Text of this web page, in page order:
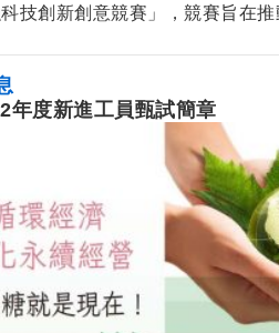
技創新創意競賽」，競賽旨在
年度新進工員甄試簡章